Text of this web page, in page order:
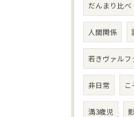
だんまり比べ
人間関係
若きヴァルフ
非日常 こ
満3歳児